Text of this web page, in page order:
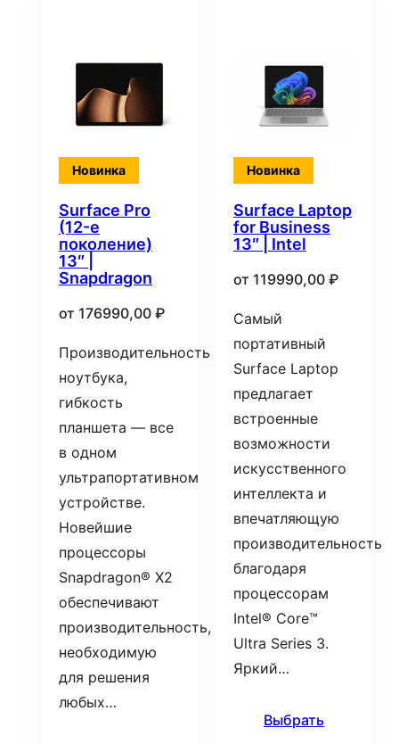
Новинка
Surface Pro
(12-е
поколение)
13″ |
Snapdragon
от 176990,00 ₽
Производительность
ноутбука,
гибкость
планшета — все
в одном
ультрапортативном
устройстве.
Новейшие
процессоры
Snapdragon® X2
обеспечивают
производительность,
необходимую
для решения
любых…
Новинка
Surface Laptop
for Business
13″ | Intel
от 119990,00 ₽
Самый
портативный
Surface Laptop
предлагает
встроенные
возможности
искусственного
интеллекта и
впечатляющую
производительность
благодаря
процессорам
Intel® Core™
Ultra Series 3.
Яркий…
Выбрать